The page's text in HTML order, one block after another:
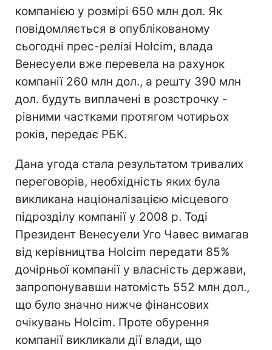
компанією у розмірі 650 млн дол. Як
повідомляється в опублікованому
сьогодні прес-релізі Holcim, влада
Венесуели вже перевела на рахунок
компанії 260 млн дол., а решту 390 млн
дол. будуть виплачені в розстрочку -
рівними частками протягом чотирьох
років, передає РБК.
Дана угода стала результатом тривалих
переговорів, необхідність яких була
викликана націоналізацією місцевого
підрозділу компанії у 2008 р. Тоді
Президент Венесуели Уго Чавес вимагав
від керівництва Holcim передати 85%
дочірньої компанії у власність держави,
запропонувавши натомість 552 млн дол.,
що було значно нижче фінансових
очікувань Holcim. Проте обурення
компанії викликали дії влади, що